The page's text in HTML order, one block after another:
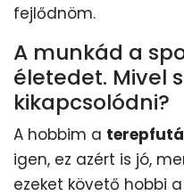
fejlődnöm.
A munkád a
életedet. Mivel
kikapcsolódni?
A hobbim a
igen, ez azért is jó,
ezeket követő hobbi a